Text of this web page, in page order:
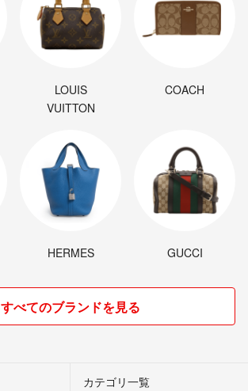
LOUIS
VUITTON
COACH
HERMES GUCCI
すべてのブランドを見る
カテゴリ一覧